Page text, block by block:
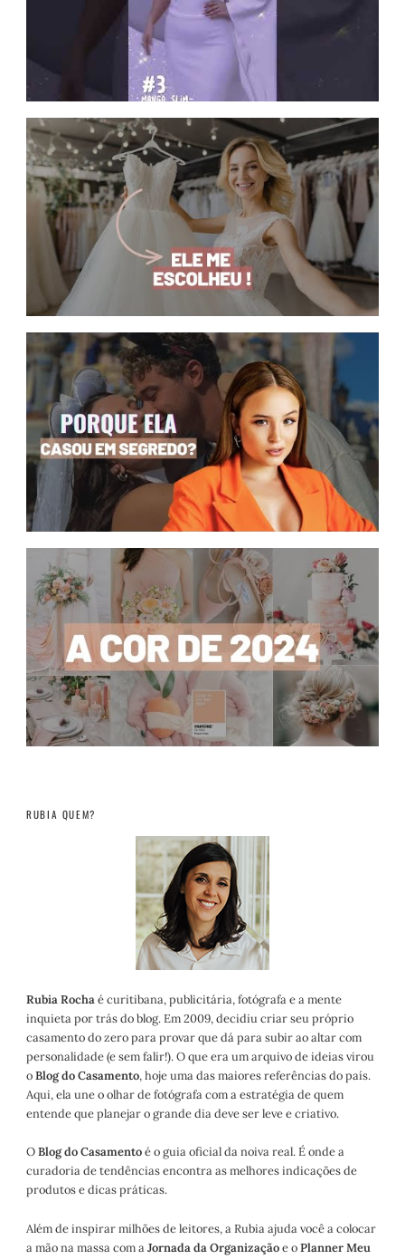
RUBIA QUEM?
Rubia Rochaé curitibana, publicitária, fotógrafa e a mente
inquieta por trás do blog. Em 2009, decidiu criar seu próprio
casamento do zero para provar que dá para subir ao altar com
personalidade (e sem falir!). O que era um arquivo de ideias virou
oBlog do Casamento, hoje uma das maiores referências do país.
Aqui, ela une o olhar de fotógrafa com a estratégia de quem
entende que planejar o grande dia deve ser leve e criativo.
OBlog do Casamentoé o guia oficial da noiva real. É onde a
curadoria de tendências encontra as melhores indicações de
produtos e dicas práticas.
Além de inspirar milhões de leitores, a Rubia ajuda você a colocar
a mão na massa com aJornada da Organizaçãoe oPlanner Meu